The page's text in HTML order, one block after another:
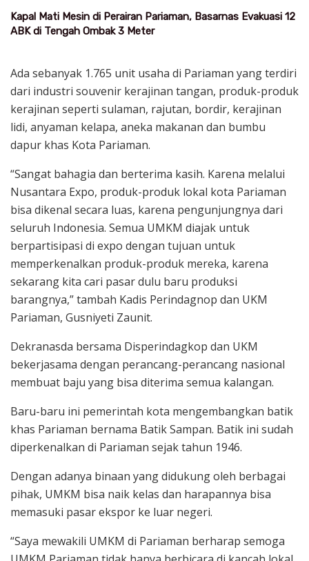
Kapal Mati Mesin di Perairan Pariaman, Basarnas Evakuasi 12
ABK di Tengah Ombak 3 Meter
Ada sebanyak 1.765 unit usaha di Pariaman yang terdiri
dari industri souvenir kerajinan tangan, produk-produk
kerajinan seperti sulaman, rajutan, bordir, kerajinan
lidi, anyaman kelapa, aneka makanan dan bumbu
dapur khas Kota Pariaman.
“Sangat bahagia dan berterima kasih. Karena melalui
Nusantara Expo, produk-produk lokal kota Pariaman
bisa dikenal secara luas, karena pengunjungnya dari
seluruh Indonesia. Semua UMKM diajak untuk
berpartisipasi di expo dengan tujuan untuk
memperkenalkan produk-produk mereka, karena
sekarang kita cari pasar dulu baru produksi
barangnya,” tambah Kadis Perindagnop dan UKM
Pariaman, Gusniyeti Zaunit.
Dekranasda bersama Disperindagkop dan UKM
bekerjasama dengan perancang-perancang nasional
membuat baju yang bisa diterima semua kalangan.
Baru-baru ini pemerintah kota mengembangkan batik
khas Pariaman bernama Batik Sampan. Batik ini sudah
diperkenalkan di Pariaman sejak tahun 1946.
Dengan adanya binaan yang didukung oleh berbagai
pihak, UMKM bisa naik kelas dan harapannya bisa
memasuki pasar ekspor ke luar negeri.
“Saya mewakili UMKM di Pariaman berharap semoga